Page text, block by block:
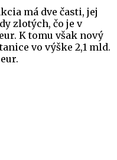
má dve časti, jej
zlotých, čo je v
K tomu však nový
vo výške 2,1 mld.